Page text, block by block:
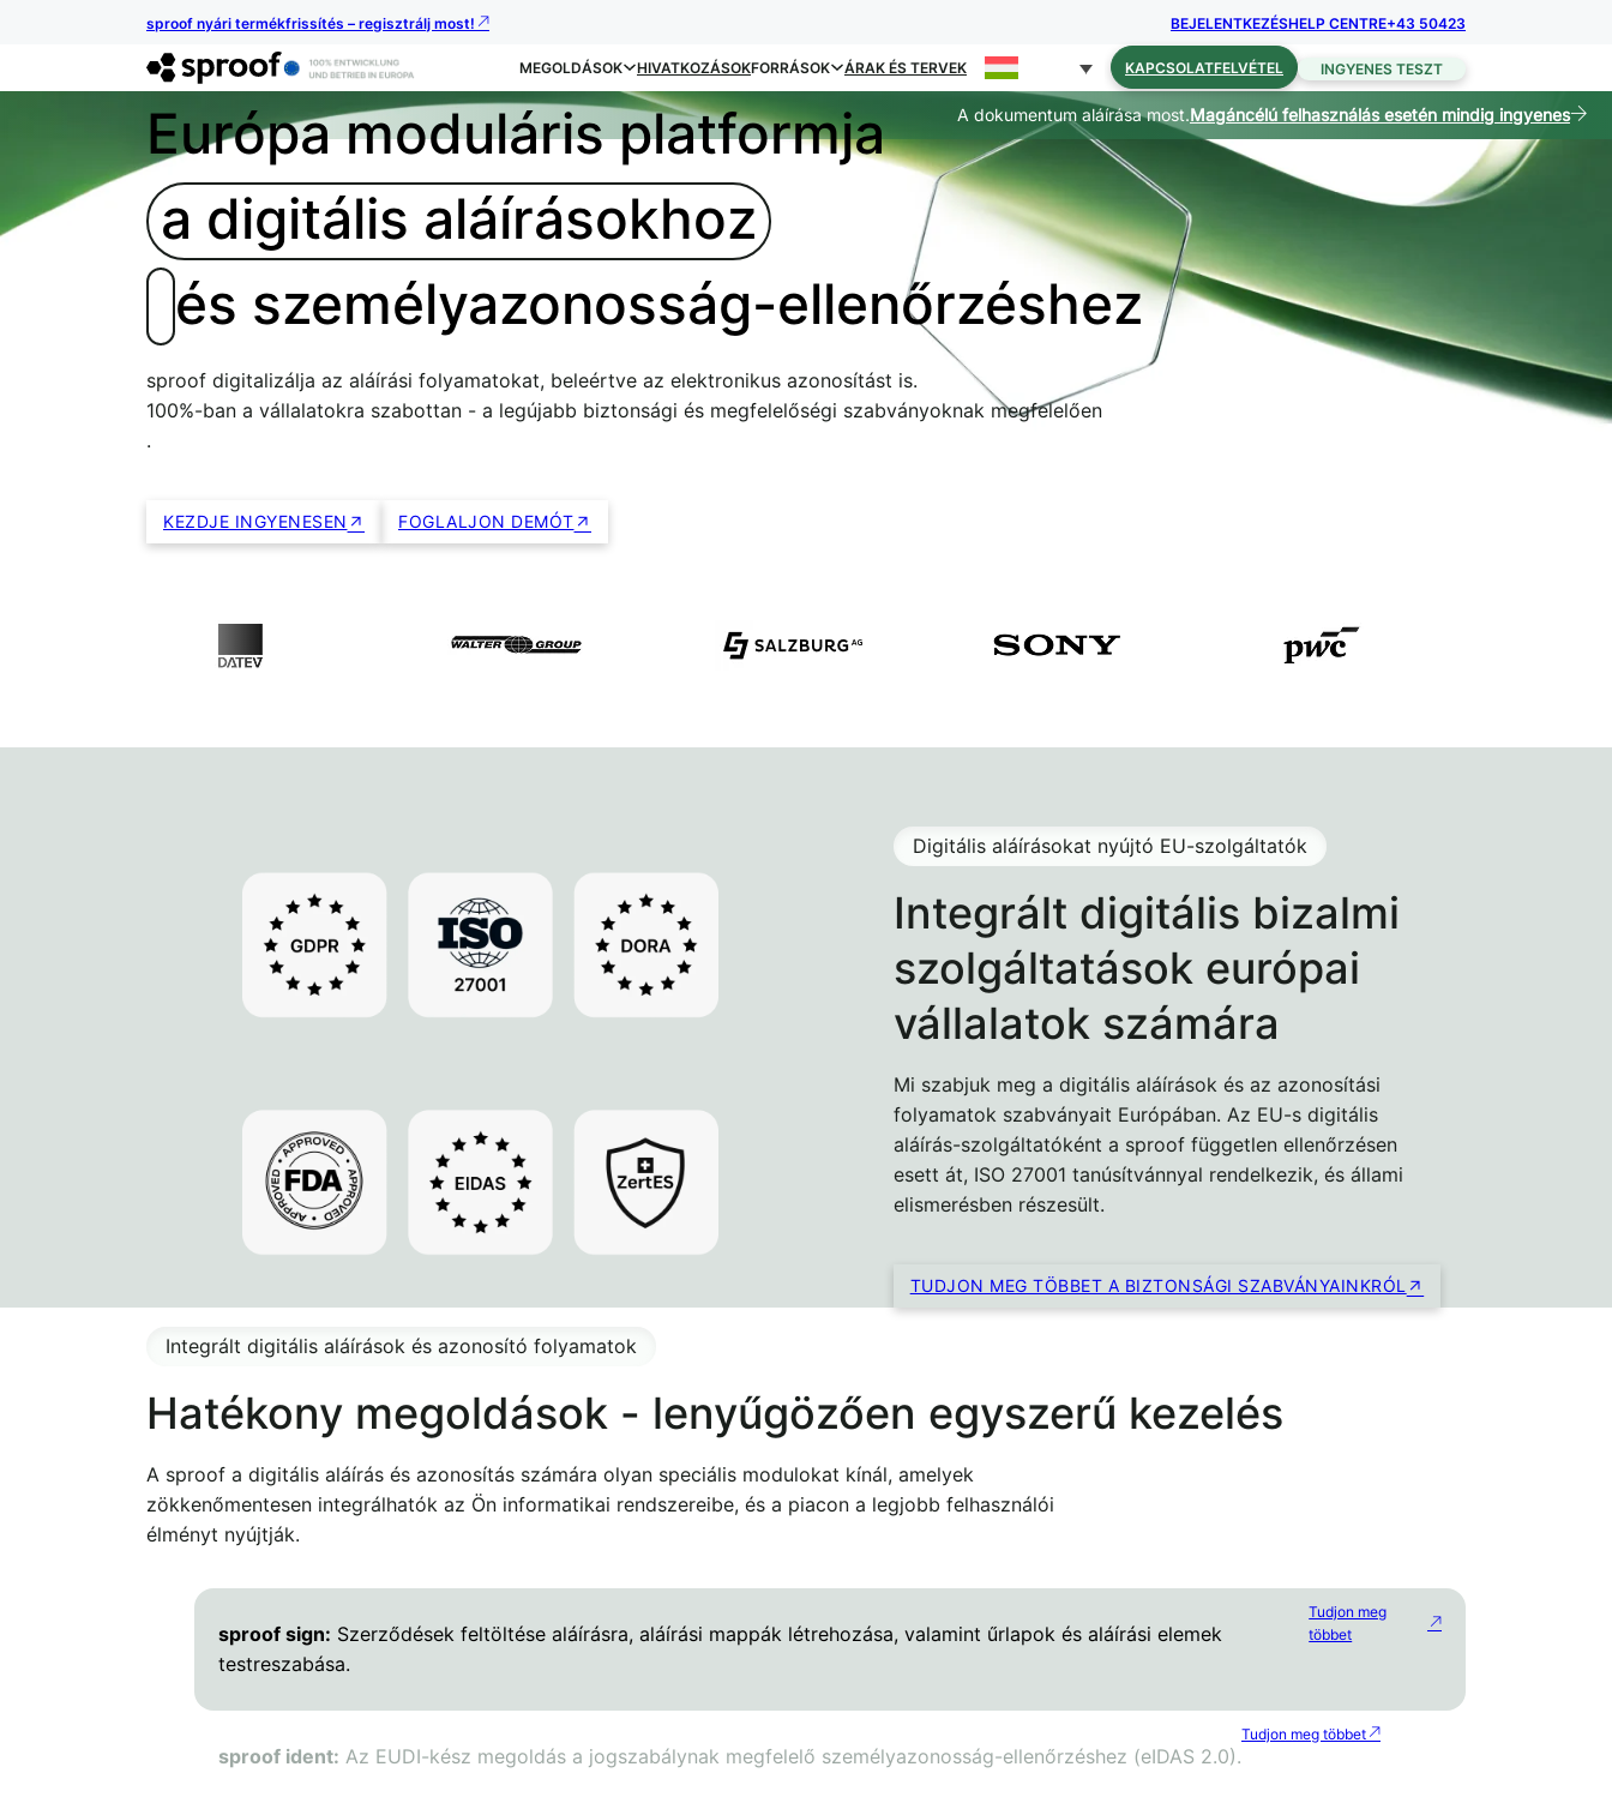
sproof nyári termékfrissítés – regisztrálj most! BEJELENTKEZÉSHELP CENTRE+43 50423
MEGOLDÁSOK HIVATKOZÁSOKFORRÁSOK ÁRAK ÉS TERVEK KAPCSOLATFELVÉTEL INGYENES TESZT
Európa moduláris platformja
a digitális aláírásokhoz
és személyazonosság-ellenőrzéshez
sproof digitalizálja az aláírási folyamatokat, beleértve az elektronikus azonosítást is.
100%-ban a vállalatokra szabottan - a legújabb biztonsági és megfelelőségi szabványoknak megfelelően
.
KEZDJE INGYENESEN FOGLALJON DEMÓT
A dokumentum aláírása most.Magáncélú felhasználás esetén mindig ingyenes
Integrált digitális bizalmi
szolgáltatások európai
vállalatok számára
Digitális aláírásokat nyújtó EU-szolgáltatók
Mi szabjuk meg a digitális aláírások és az azonosítási
folyamatok szabványait Európában. Az EU-s digitális
aláírás-szolgáltatóként a sproof független ellenőrzésen
esett át, ISO 27001 tanúsítvánnyal rendelkezik, és állami
elismerésben részesült.
TUDJON MEG TÖBBET A BIZTONSÁGI SZABVÁNYAINKRÓL
Integrált digitális aláírások és azonosító folyamatok
Hatékony megoldások - lenyűgözően egyszerű kezelés
A sproof a digitális aláírás és azonosítás számára olyan speciális modulokat kínál, amelyek
zökkenőmentesen integrálhatók az Ön informatikai rendszereibe, és a piacon a legjobb felhasználói
élményt nyújtják.
sproof sign: Szerződések feltöltése aláírásra, aláírási mappák létrehozása, valamint űrlapok és aláírási elemek
testreszabása.
Tudjon meg
többet
sproof ident: Az EUDI-kész megoldás a jogszabálynak megfelelő személyazonosság-ellenőrzéshez (eIDAS 2.0).
Tudjon meg többet